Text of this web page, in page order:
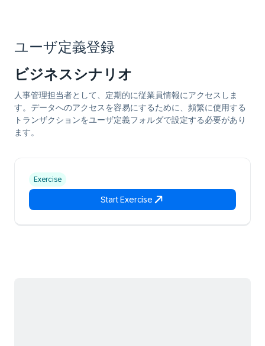
ユーザ定義登録
ビジネスシナリオ
人事管理担当者として、定期的に従業員情報にアクセスしま
す。データへのアクセスを容易にするために、頻繁に使用する
トランザクションをユーザ定義フォルダで設定する必要があり
ます。
Exercise
Start Exercise